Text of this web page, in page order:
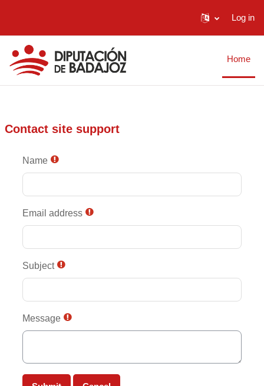
Log in
Home
Contact site support
Name
Email address
Subject
Message